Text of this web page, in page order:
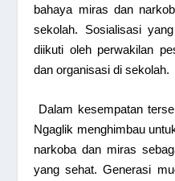
bahaya miras dan
sekolah. Sosialisasi
diikuti oleh perwakilan
dan organisasi di sekolah.
Dalam kesempatan
Ngaglik menghimbau
narkoba dan miras
yang sehat. Generasi